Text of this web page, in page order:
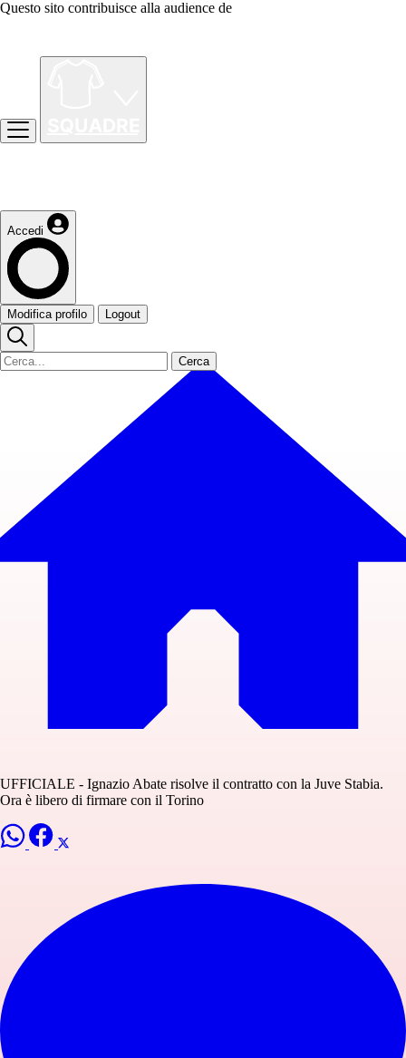
Questo sito contribuisce alla audience de
Accedi
Modifica profilo Logout
Cerca
UFFICIALE - Ignazio Abate risolve il contratto con la Juve Stabia.
Ora è libero di firmare con il Torino